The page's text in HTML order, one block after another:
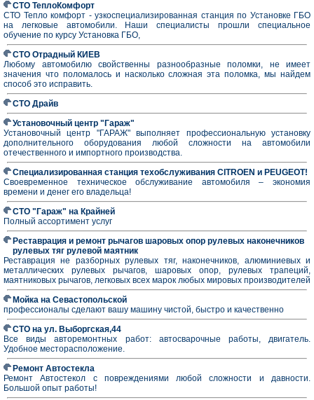
СТО ТеплоКомфорт
СТО Тепло комфорт - узкоспециализированная станция по Установке ГБО
на легковые автомобили. Наши специалисты прошли специальное
обучение по курсу Установка ГБО,
СТО Отрадный КИЕВ
Любому автомобилю свойственны разнообразные поломки, не имеет
значения что поломалось и насколько сложная эта поломка, мы найдем
способ это исправить.
СТО Драйв
Установочный центр "Гараж"
Установочный центр "ГАРАЖ" выполняет профессиональную установку
дополнительного оборудования любой сложности на автомобили
отечественного и импортного производства.
Специализированная станция техобслуживания CITROEN и PEUGEOT!
Своевременное техническое обслуживание автомобиля – экономия
времени и денег его владельца!
СТО "Гараж" на Крайней
Полный ассортимент услуг
Реставрация и ремонт рычагов шаровых опор рулевых наконечников
рулевых тяг рулевой маятник
Реставрация не разборных рулевых тяг, наконечников, алюминиевых и
металлических рулевых рычагов, шаровых опор, рулевых трапеций,
маятниковых рычагов, легковых всех марок любых мировых производителей
Мойка на Севастопольской
профессионалы сделают вашу машину чистой, быстро и качественно
СТО на ул. Выборгская,44
Все виды авторемонтных работ: автосварочные работы, двигатель.
Удобное месторасположение.
Ремонт Автостекла
Ремонт Автостекол с повреждениями любой сложности и давности.
Большой опыт работы!